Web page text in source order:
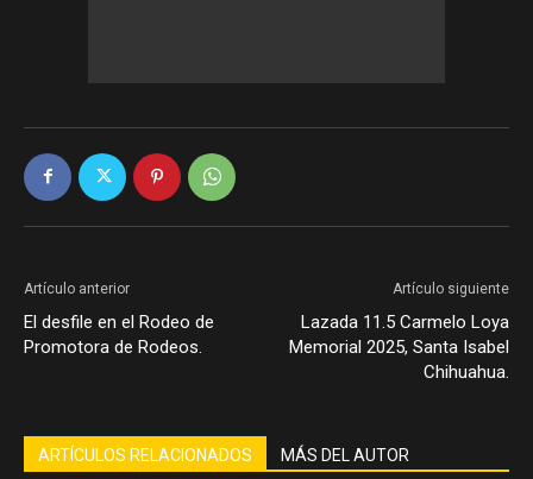
Artículo anterior
El desfile en el Rodeo de
Promotora de Rodeos.
Artículo siguiente
Lazada 11.5 Carmelo Loya
Memorial 2025, Santa Isabel
Chihuahua.
ARTÍCULOS RELACIONADOS MÁS DEL AUTOR